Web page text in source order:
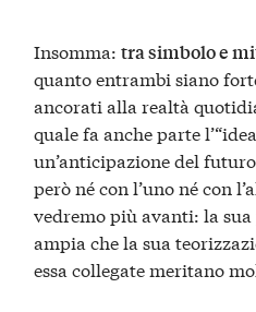
Insomma:tra simbolo e
quanto entrambi siano
ancorati alla realtà
quale fa anche parte
un’anticipazione del
però né con l’uno né con
vedremo più avanti: la
ampia che la sua
essa collegate meritano